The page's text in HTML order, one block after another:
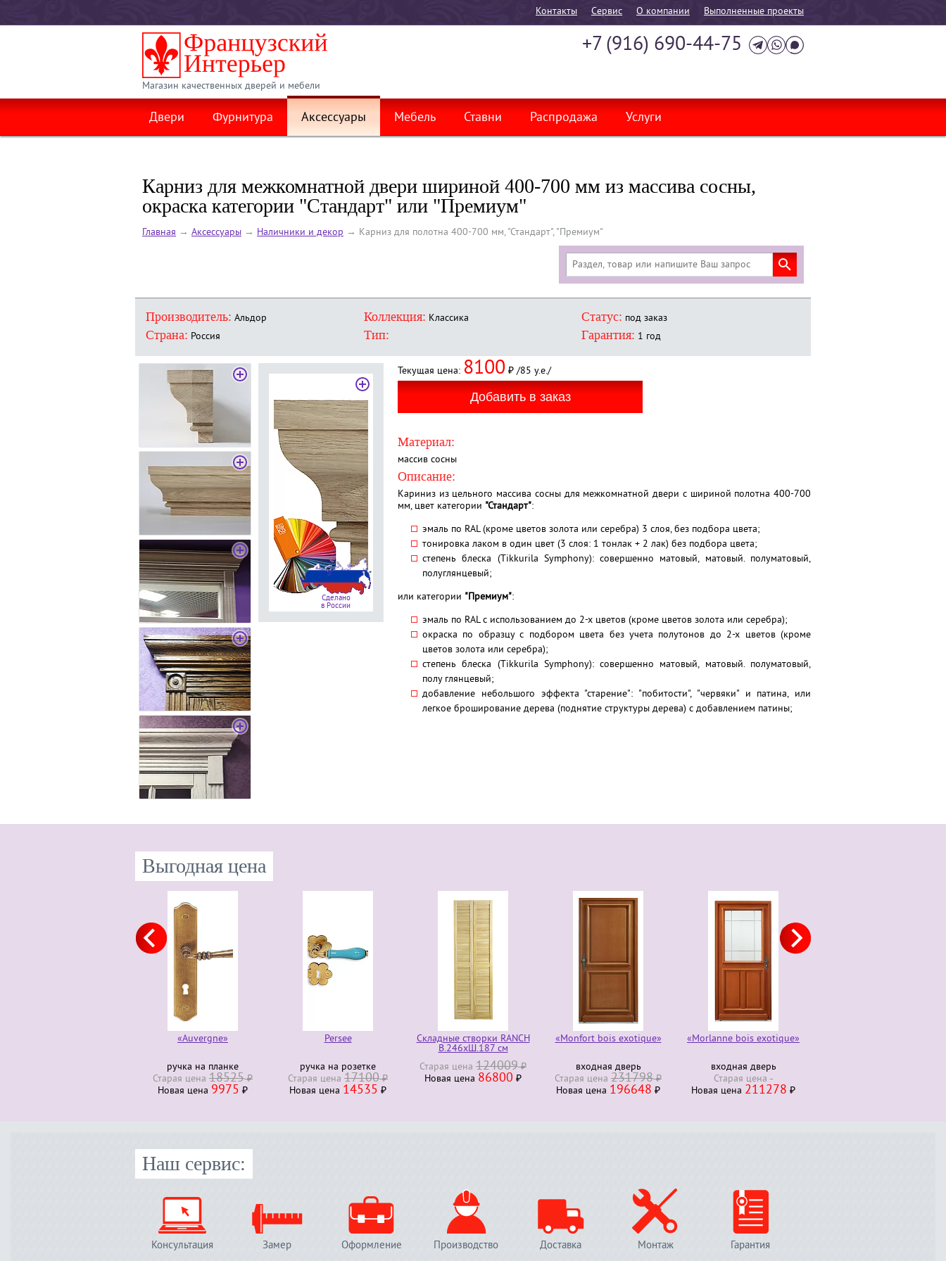
Контакты Cервис О компании Выполненные проекты
Магазин качественных дверей и мебели
+7 (916) 690-44-75
Двери Фурнитура Аксессуары Мебель Ставни Распродажа Услуги
Карниз для межкомнатной двери шириной 400-700 мм из массива сосны,
окраска категории "Стандарт" или "Премиум"
Главная → Аксессуары → Наличники и декор → Карниз для полотна 400-700 мм, "Стандарт", "Премиум"
Производитель: Альдор Коллекция: Классика Статус: под заказ
Страна: Россия Тип: Гарантия: 1 год
Сделано
в России
Текущая цена: 8100 ₽ /85 у.е./
Материал:
массив сосны
Описание:
Кариниз из цельного массива сосны для межкомнатной двери с шириной полотна 400-700
мм, цвет категории "Стандарт":
эмаль по RAL (кроме цветов золота или серебра) 3 слоя, без подбора цвета;
тонировка лаком в один цвет (3 слоя: 1 тонлак + 2 лак) без подбора цвета;
степень блеска (Tikkurila Symphony): совершенно матовый, матовый. полуматовый,
полуглянцевый;
или категории "Премиум":
эмаль по RAL с использованием до 2-х цветов (кроме цветов золота или серебра);
окраска по образцу с подбором цвета без учета полутонов до 2-х цветов (кроме
цветов золота или серебра);
степень блеска (Tikkurila Symphony): совершенно матовый, матовый. полуматовый,
полу глянцевый;
добавление небольшого эффекта "старение": "побитости", "червяки" и патина, или
легкое броширование дерева (поднятие структуры дерева) с добавлением патины;
Выгодная цена
«Auvergne»
ручка на планке
Старая ценa 18525₽
Новая ценa 9975 ₽
Persee
ручка на розетке
Старая ценa 17100₽
Новая ценa 14535 ₽
Складные створки RANCH
В.246хШ.187 см
Старая ценa 124009₽
Новая ценa 86800 ₽
«Monfort bois exotique»
входная дверь
Старая ценa 231798₽
Новая ценa 196648 ₽
«Morlanne bois exotique»
входная дверь
Старая ценa
Новая ценa 211278 ₽
Наш сервис:
Консультация Замер Оформление Производство Доставка Монтаж Гарантия